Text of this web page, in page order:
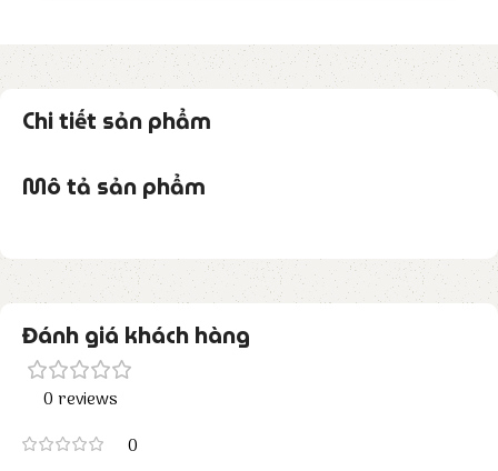
Chi tiết sản phẩm
Mô tả sản phẩm
Đánh giá khách hàng
0 reviews
0